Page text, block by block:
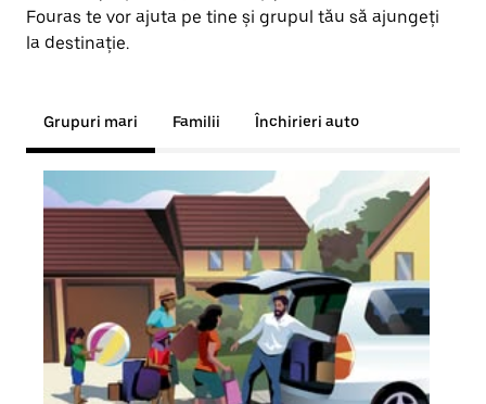
Fouras te vor ajuta pe tine și grupul tău să ajungeți
la destinație.
Grupuri mari Familii Închirieri auto